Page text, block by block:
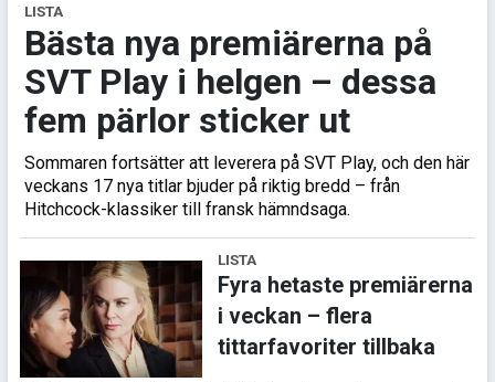
LISTA
Bästa nya premiärerna på
SVT Play i helgen – dessa
fem pärlor sticker ut
Sommaren fortsätter att leverera på SVT Play, och den här
veckans 17 nya titlar bjuder på riktig bredd – från
Hitchcock-klassiker till fransk hämndsaga.
LISTA
Fyra hetaste premiärerna
i veckan – flera
tittarfavoriter tillbaka